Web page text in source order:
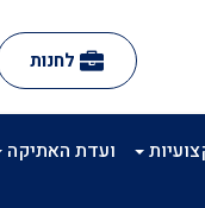
לחנות
ועדת האתיקה